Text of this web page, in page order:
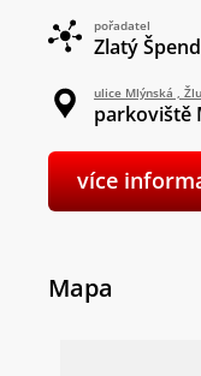
pořadatel
Zlatý
ulice Mlýnská ,
parkoviště
více
Mapa